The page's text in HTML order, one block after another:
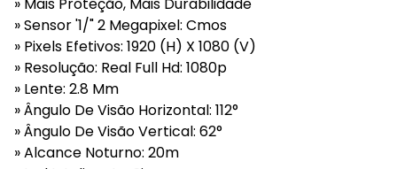
» Sensor '1/" 2 Megapixel: Cmos
» Pixels Efetivos: 1920 (H) X 1080 (V)
» Resolução: Real Full Hd: 1080p
» Lente: 2.8 Mm
» Ângulo De Visão Horizontal: 112°
» Ângulo De Visão Vertical: 62°
» Alcance Noturno: 20m